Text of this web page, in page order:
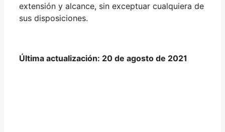
extensión y alcance, sin exceptuar cualquiera de
sus disposiciones.
Última actualización: 20 de agosto de 2021